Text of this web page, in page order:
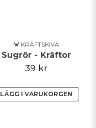
🦀 KRÄFTSKIVA
Sugrör - Kräftor
39 kr
LÄGG I VARUKORGEN